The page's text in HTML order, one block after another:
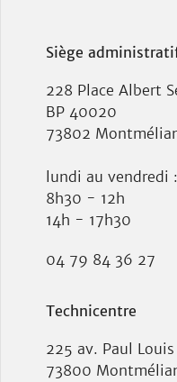
Siège
228 Place Albert
BP 40020
73802
lundi au vendredi :
8h30 - 12h
14h - 17h30
04 79 84 36 27
Technicentre
225 av. Paul
73800